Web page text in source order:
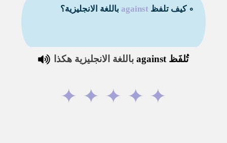
∘ كيف تلفظagainst باللغة الانجليزية؟
تُلفَظagainst باللغة الانجليزية هكذا
✦
✦
✦
✦
✦